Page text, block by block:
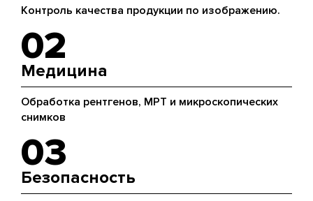
Контроль качества продукции по изображению.
02
Медицина
Обработка рентгенов, МРТ и микроскопических
снимков
03
Безопасность